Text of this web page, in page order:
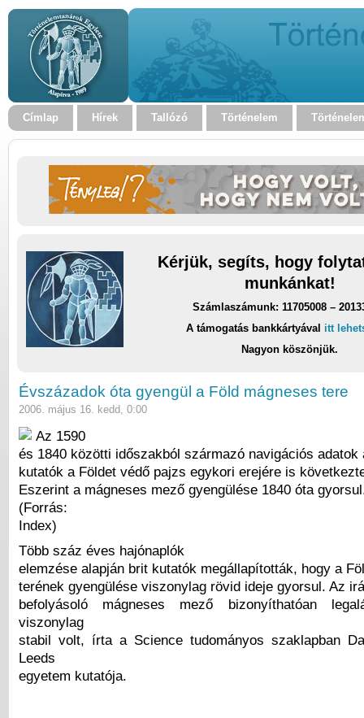
Címlap Hírek Tallózó Történelem
Kérjük, segíts, hogy
munkánkat!
Számlaszámunk: 11705008 –
A támogatás bankkártyával itt
Nagyon köszönjük.
Évszázadok óta gyengül a Föld mágneses tere
2006. május 16. kedd, 0:00
Az 1590
és 1840 közötti időszakból származó navigációs adatok
kutatók a Földet védő pajzs egykori erejére is
Eszerint a mágneses mező gyengülése 1840 óta
(Forrás:
Index)
Több száz éves hajónaplók
elemzése alapján brit kutatók megállapították, hogy a
terének gyengülése viszonylag rövid ideje gyorsul. Az
befolyásoló mágneses mező bizonyíthatóan
viszonylag
stabil volt, írta a Science tudományos szaklapban
Leeds
egyetem kutatója.